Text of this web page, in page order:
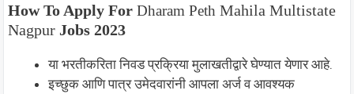
How To Apply For Dharam Peth Mahila Multistate
Nagpur Jobs 2023
या भरतीकरिता निवड प्रक्रिया मुलाखतीद्वारे घेण्यात येणार आहे.
इच्छुक आणि पात्र उमेदवारांनी आपला अर्ज व आवश्यक